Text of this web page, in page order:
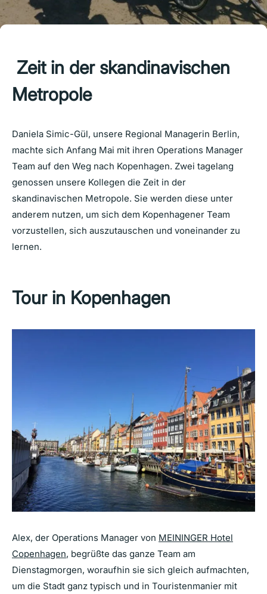
Zeit in der skandinavischen
Metropole
Daniela Simic-Gül, unsere Regional Managerin Berlin,
machte sich Anfang Mai mit ihren Operations Manager
Team auf den Weg nach Kopenhagen. Zwei tagelang
genossen unsere Kollegen die Zeit in der
skandinavischen Metropole. Sie werden diese unter
anderem nutzen, um sich dem Kopenhagener Team
vorzustellen, sich auszutauschen und voneinander zu
lernen.
Tour in Kopenhagen
Alex, der Operations Manager von MEININGER Hotel
Copenhagen, begrüßte das ganze Team am
Dienstagmorgen, woraufhin sie sich gleich aufmachten,
um die Stadt ganz typisch und in Touristenmanier mit